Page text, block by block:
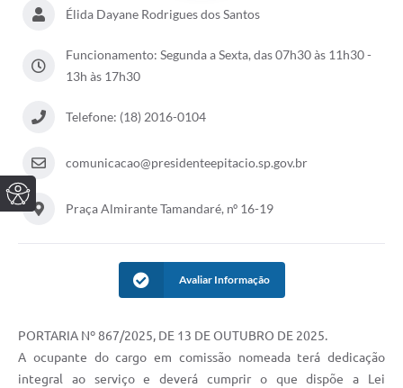
Élida Dayane Rodrigues dos Santos
Funcionamento: Segunda a Sexta, das 07h30 às 11h30 -
13h às 17h30
Telefone: (18) 2016-0104
comunicacao@presidenteepitacio.sp.gov.br
Praça Almirante Tamandaré, nº 16-19
Avaliar Informação
PORTARIA Nº 867/2025, DE 13 DE OUTUBRO DE 2025.
A ocupante do cargo em comissão nomeada terá dedicação
integral ao serviço e deverá cumprir o que dispõe a Lei